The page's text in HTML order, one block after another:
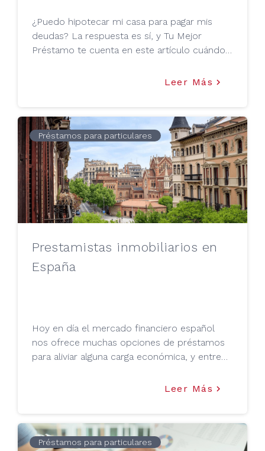
¿Puedo hipotecar mi casa para pagar mis
deudas? La respuesta es sí, y Tu Mejor
Préstamo te cuenta en este artículo cuándo y
Leer Más keyboard_arrow_right
Préstamos para particulares
Prestamistas inmobiliarios en
España
Hoy en día el mercado financiero español
nos ofrece muchas opciones de préstamos
para aliviar alguna carga económica, y entre
préstamos hipotecarios. ¿En qué consisten,
Leer Más keyboard_arrow_right
Préstamos para particulares